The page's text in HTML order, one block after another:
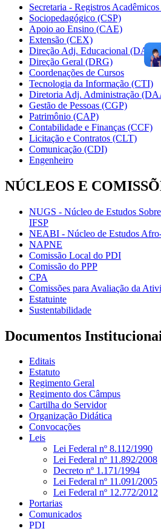
Secretaria - Registros
Sociopedagógico (CSP)
Apoio ao Ensino (CAE)
Extensão (CEX)
Direção Adj. Educacional (DAE)
Direção Geral (DRG)
Coordenações de Cursos
Tecnologia da Informação (CTI)
Diretoria Adj. Administração
Gestão de Pessoas (CGP)
Patrimônio (CAP)
Contabilidade e Finanças (CCF)
Licitação e Contratos (CLT)
Comunicação (CDI)
Engenheiro
NÚCLEOS E
NUGS - Núcleo de Estudos
IFSP
NEABI - Núcleo de Estudos
NAPNE
Comissão Local do PDI
Comissão do PPP
CPA
Comissões para Avaliação da
Estatuinte
Sustentabilidade
Documentos
Editais
Estatuto
Regimento Geral
Regimento dos Câmpus
Cartilha do Servidor
Organização Didática
Convocações
Leis
Lei Federal nº 8.112/1990
Lei Federal nº 11.892/2008
Decreto nº 1.171/1994
Lei Federal nº 11.091/2005
Lei Federal nº 12.772/2012
Portarias
Comunicados
PDI